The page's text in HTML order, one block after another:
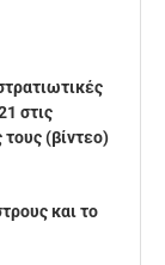
στις
(βίντεο)
και το